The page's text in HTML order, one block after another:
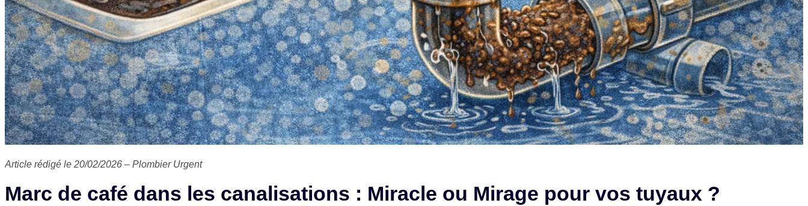
Article rédigé le 20/02/2026 – Plombier Urgent
Marc de café dans les canalisations : Miracle ou Mirage pour vos tuyaux ?